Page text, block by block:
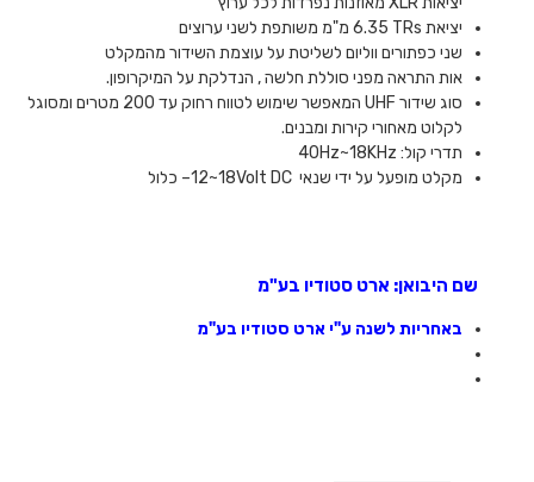
יציאת TRs
שני כפתורים ווליום לשליטת על עוצמת השידור מהמקלט
אות התראה מפני סוללת חלשה , הנדלקת על המיקרופון.
סוג שידור UHF
המאפשר שימוש לטווח רחוק עד 200 מטרים ומסוגל
לקלוט מאחורי קירות ומבנים.
תדרי קול: 40Hz~18KHz
מקלט מופעל על ידי שנאי 12~18Volt DC– כלול
שם היבואן: ארט סטודיו בע"מ
באחריות לשנה ע"י ארט סטודיו בע"מ